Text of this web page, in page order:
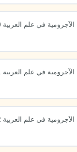
في علم العربية 90
في علم العربية 91
في علم العربية 92